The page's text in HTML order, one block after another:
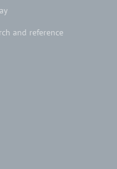
and reference